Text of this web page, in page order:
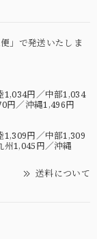
」で発送いたしま
1,034円／中部1,034
円／沖縄1,496円
円／中部1,309
州1,045円／沖縄
送料について